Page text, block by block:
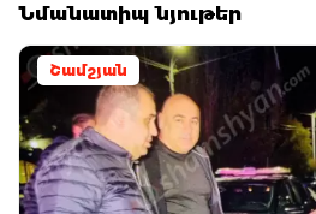
Նմանատիպ նյութեր
Շամշյան